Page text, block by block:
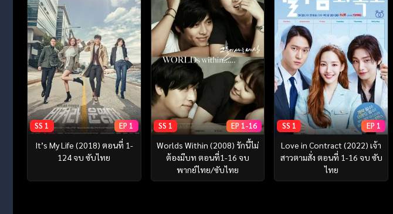
SS 1 EP 1
It’s My Life (2018) ตอนที่ 1-
124 จบ ซับไทย
SS 1 EP 1-16
Worlds Within (2008) รักนี้ไม่
ต้องมีบท ตอนที่1-16 จบ
พากย์ไทย/ซับไทย
SS 1 EP 1
Love in Contract (2022) เจ้า
สาวตามสั่ง ตอนที่ 1-16 จบ ซับ
ไทย